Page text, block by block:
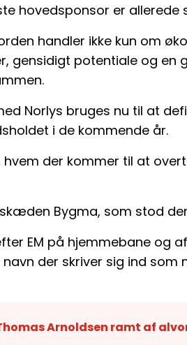
hovedsponsor er allerede
handler ikke kun om
potentiale og en
Norlys bruges nu til at
i de kommende år.
der kommer til at
Bygma, som stod
EM på hjemmebane og
der skriver sig ind
Arnoldsen ramt af